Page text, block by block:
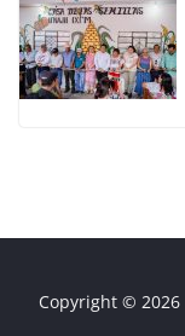
Copyright © 2026